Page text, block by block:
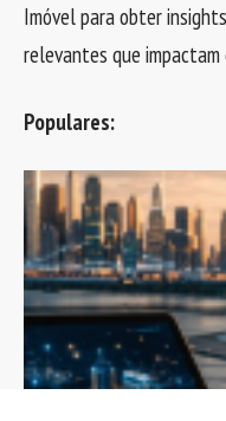
Imóvel para obter
relevantes que impactam
Populares: